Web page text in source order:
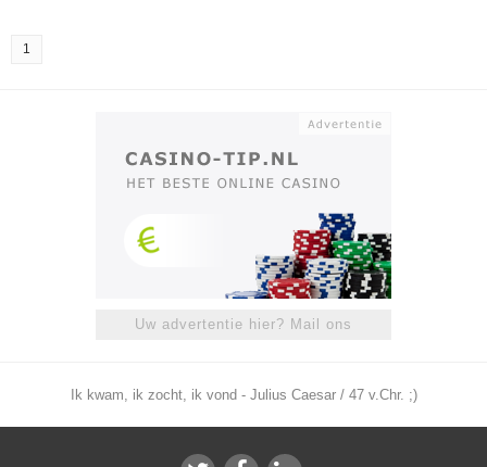
1
Uw advertentie hier? Mail ons
Ik kwam, ik zocht, ik vond - Julius Caesar / 47 v.Chr. ;)